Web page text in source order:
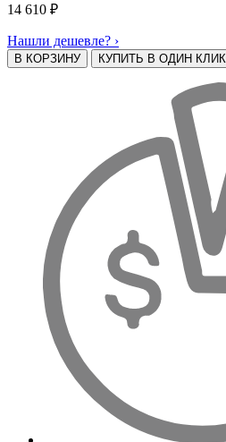
14 610 ₽
Нашли дешевле? ›
В КОРЗИНУ КУПИТЬ В ОДИН КЛИК